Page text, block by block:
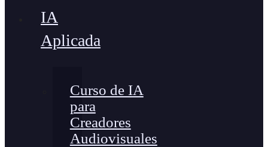
IA
Aplicada
Curso de IA
para
Creadores
Audiovisuales